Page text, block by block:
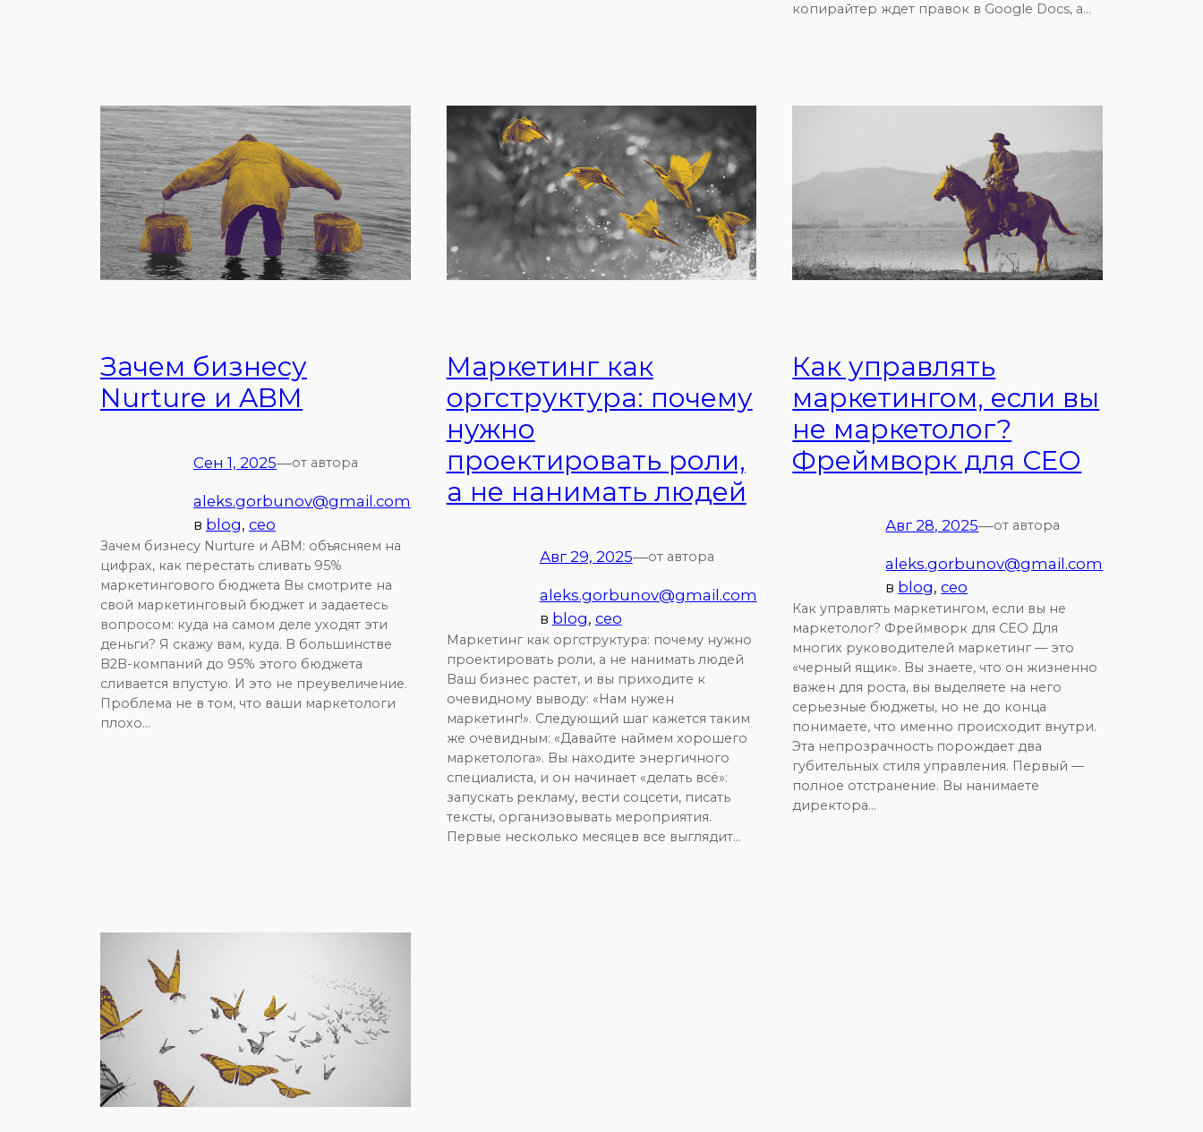
копирайтер ждет правок в Google Docs, а…
Зачем бизнесу
Nurture и ABM
Сен 1, 2025—от автора
aleks.gorbunov@gmail.com
в blog, ceo
Зачем бизнесу Nurture и ABM: объясняем на
цифрах, как перестать сливать 95%
маркетингового бюджета Вы смотрите на
свой маркетинговый бюджет и задаетесь
вопросом: куда на самом деле уходят эти
деньги? Я скажу вам, куда. В большинстве
B2B-компаний до 95% этого бюджета
сливается впустую. И это не преувеличение.
Проблема не в том, что ваши маркетологи
плохо…
Маркетинг как
оргструктура: почему
нужно
проектировать роли,
а не нанимать людей
Авг 29, 2025—от автора
aleks.gorbunov@gmail.com
в blog, ceo
Маркетинг как оргструктура: почему нужно
проектировать роли, а не нанимать людей
Ваш бизнес растет, и вы приходите к
очевидному выводу: «Нам нужен
маркетинг!». Следующий шаг кажется таким
же очевидным: «Давайте наймем хорошего
маркетолога». Вы находите энергичного
специалиста, и он начинает «делать всё»:
запускать рекламу, вести соцсети, писать
тексты, организовывать мероприятия.
Первые несколько месяцев все выглядит…
Как управлять
маркетингом, если вы
не маркетолог?
Фреймворк для CEO
Авг 28, 2025—от автора
aleks.gorbunov@gmail.com
в blog, ceo
Как управлять маркетингом, если вы не
маркетолог? Фреймворк для CEO Для
многих руководителей маркетинг — это
«черный ящик». Вы знаете, что он жизненно
важен для роста, вы выделяете на него
серьезные бюджеты, но не до конца
понимаете, что именно происходит внутри.
Эта непрозрачность порождает два
губительных стиля управления. Первый —
полное отстранение. Вы нанимаете
директора…